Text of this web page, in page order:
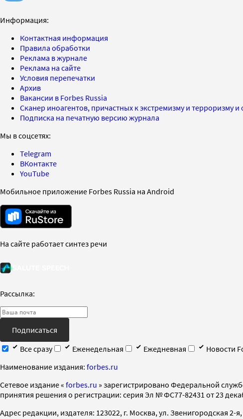
Информация:
Контактная информация
Правила обработки
Реклама в журнале
Реклама на сайте
Условия перепечатки
Архив
Вакансии в Forbes Russia
Сканер иноагентов, причастных к экстремизму и терроризму
Подписка на печатную версию журнала
Мы в соцсетях:
Telegram
ВКонтакте
YouTube
Мобильное приложение Forbes Russia на Android
На сайте работает синтез речи
Рассылка:
Подписаться
Все сразу
Еженедельная Ежедневная
Новости
Наименование издания: forbes.ru
Cетевое издание « forbes.ru » зарегистрировано Федеральной
принятия решения о регистрации: серия Эл № ФС77-82431 от 23
Адрес редакции, издателя: 123022, г. Москва, ул. Звенигородская 2-я,